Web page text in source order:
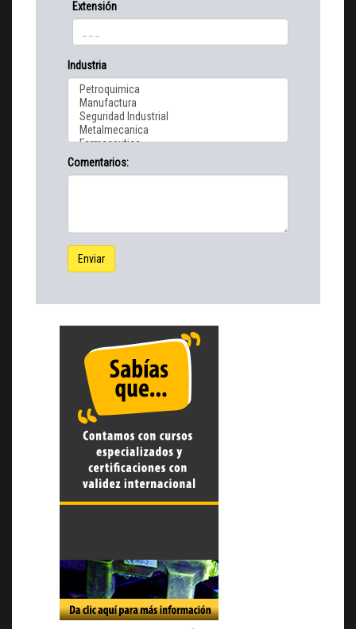
Extensión
Industria
Comentarios:
Enviar